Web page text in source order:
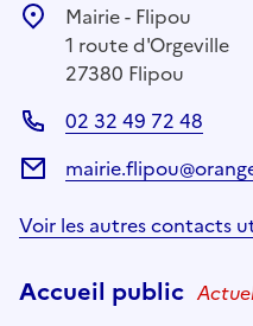
Mairie - Flipou
1 route d'Orgeville
27380 Flipou
02 32 49 72 48
Voir les autres contacts
Accueil public